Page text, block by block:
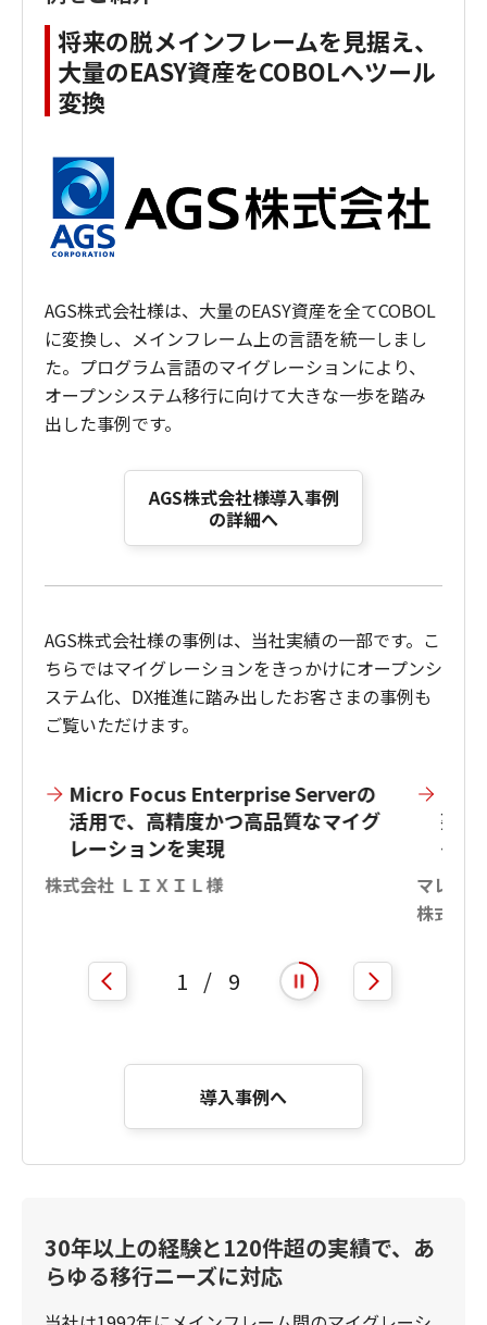
将来の脱メインフレームを見据え、
大量のEASY資産をCOBOLへツール
変換
AGS株式会社様は、大量のEASY資産を全てCOBOL
に変換し、メインフレーム上の言語を統一しまし
た。プログラム言語のマイグレーションにより、
オープンシステム移行に向けて大きな一歩を踏み
出した事例です。
AGS株式会社様導入事例
の詳細へ
AGS株式会社様の事例は、当社実績の一部です。こ
ちらではマイグレーションをきっかけにオープンシ
ステム化、DX推進に踏み出したお客さまの事例も
ご覧いただけます。
Micro Focus Enterprise Serverの
活用で、高精度かつ高品質なマイグ
レーションを実現
株式会社 ＬＩＸＩＬ様
熟練
イグ
マレリ
株式会
1 / 9 自動再生を開始
自動再生を停止
導入事例へ
30年以上の経験と120件超の実績で、あ
らゆる移行ニーズに対応